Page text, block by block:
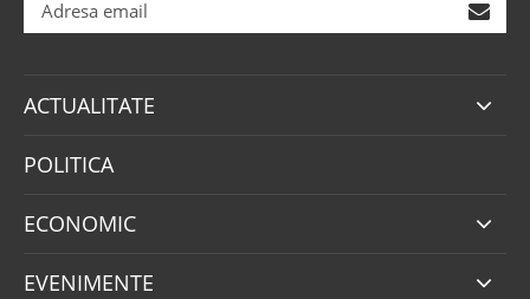
ACTUALITATE
POLITICA
ECONOMIC
EVENIMENTE